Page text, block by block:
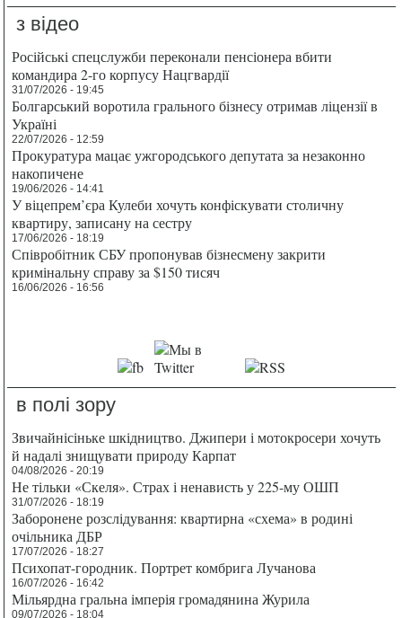
з відео
Російські спецслужби переконали пенсіонера вбити
командира 2-го корпусу Нацгвардії
31/07/2026 - 19:45
Болгарський воротила грального бізнесу отримав ліцензії в
Україні
22/07/2026 - 12:59
Прокуратура мацає ужгородського депутата за незаконно
накопичене
19/06/2026 - 14:41
У віцепрем’єра Кулеби хочуть конфіскувати столичну
квартиру, записану на сестру
17/06/2026 - 18:19
Співробітник СБУ пропонував бізнесмену закрити
кримінальну справу за $150 тисяч
16/06/2026 - 16:56
в полі зору
Звичайнісіньке шкідництво. Джипери і мотокросери хочуть
й надалі знищувати природу Карпат
04/08/2026 - 20:19
Не тільки «Скеля». Страх і ненависть у 225-му ОШП
31/07/2026 - 18:19
Заборонене розслідування: квартирна «схема» в родині
очільника ДБР
17/07/2026 - 18:27
Психопат-городник. Портрет комбрига Лучанова
16/07/2026 - 16:42
Мільярдна гральна імперія громадянина Журила
09/07/2026 - 18:04